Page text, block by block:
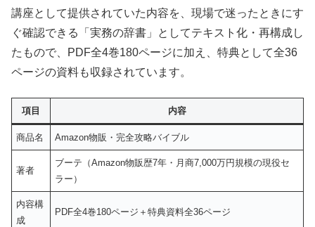
講座として提供されていた内容を、現場で迷ったときにす
ぐ確認できる「実務の辞書」としてテキスト化・再構成し
たもので、PDF全4巻180ページに加え、特典として全36
ページの資料も収録されています。
項目 内容
商品名 Amazon物販・完全攻略バイブル
著者
ブーテ（Amazon物販歴7年・月商7,000万円規模の現役セ
ラー）
内容構
成
PDF全4巻180ページ＋特典資料全36ページ